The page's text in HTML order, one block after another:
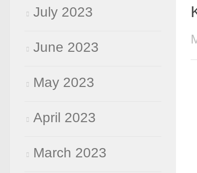
July 2023
June 2023
May 2023
April 2023
March 2023